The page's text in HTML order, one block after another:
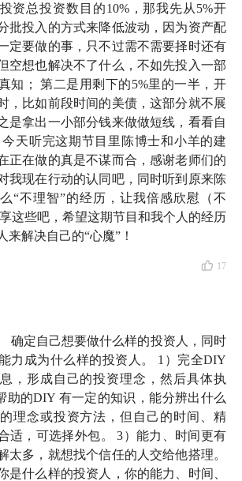
资总投资数目的10%，那我先从5%开
批投入的方式来降低波动，因为资产配
定要做的事，只不过需不需要择时还有
空想也解决不了什么，不如先投入一部
知； 第二是用剩下的5%里的一半，开
，比如前段时间的美债，这部分就不展
是拿出一小部分钱来做做短线，看看自
天听完这期节目里陈博士和小羊的建
正在做的真是不谋而合，感谢老师们的
我现在行动的认同吧，同时听到原来陈
“不理智”的经历，让我倍感欣慰（不
这些吧，希望这期节目和我个人的经历
来解决自己的“心魔”！
17
确定自己想要做什么样的投资人，同时
力成为什么样的投资人。 1）完全DIY
，形成自己的投资理念，然后具体执
助的DIY 有一定的知识，能分辨出什么
理念或投资方法，但自己的时间、精
适，可选择外包。 3）能力、时间更有
太多，就想找个信任的人交给他搭理。
是什么样的投资人，你的能力、时间、